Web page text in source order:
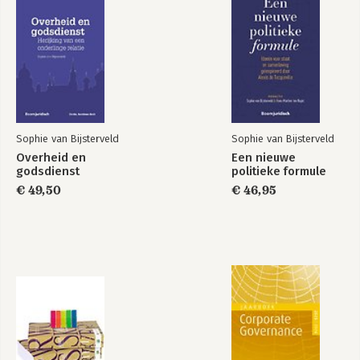
FINANCIAL RELATIONS: BEYOND THE WELFARE STATE 59
Chapter 6
EQUAL TREATMENT: TO EACH HIS OWN 81
LIMITATIONS: THE ART OF LEGISLATION AND
Chapter 8
CONTROVERSIAL STATEMENTS AND EXPRESSIONS:
FREEDOM, RESPECT, TABOOS AND VALUES 115
Chapter 9
CONCLUSION: DISTANCE AND INVOLVEMENT 131
Chapter 10
TABLE OF CONTENTS
PREFACE TO THE FIRST DUTCH EDITION XIII
PREFACE TO THE SECOND DUTCH EDITION XVII
PREFACE TO THE ENGLISH EDITION XIX
Sophie van Bijsterveld
Overheid en
godsdienst
€ 49,50
Sophie van Bijsterveld
Een nieuwe
politieke formule
€ 46,95